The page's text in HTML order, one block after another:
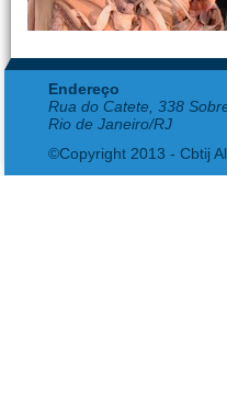
Endereço
Rua do Catete, 338
Rio de Janeiro/RJ
©Copyright 2013 - Cbtij